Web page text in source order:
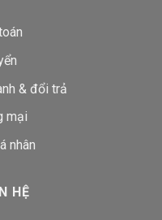
& đổi trả
mại
nhân
HỆ